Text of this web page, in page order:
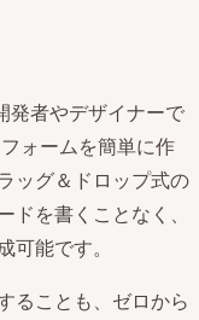
発者やデザイナーで
ォームを簡単に作
ッグ＆ドロップ式の
を書くことなく、
能です。
ることも、ゼロから